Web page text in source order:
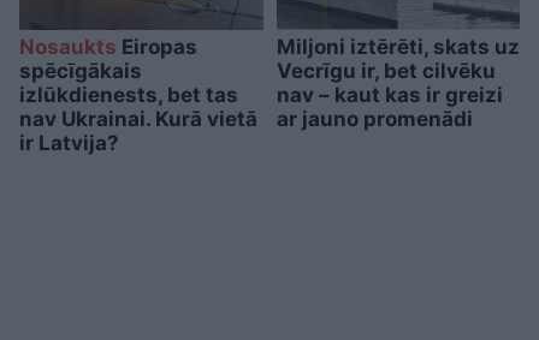
Nosaukts Eiropas
spēcīgākais
izlūkdienests, bet tas
nav Ukrainai. Kurā vietā
ir Latvija?
Miljoni iztērēti, skats uz
Vecrīgu ir, bet cilvēku
nav – kaut kas ir greizi
ar jauno promenādi